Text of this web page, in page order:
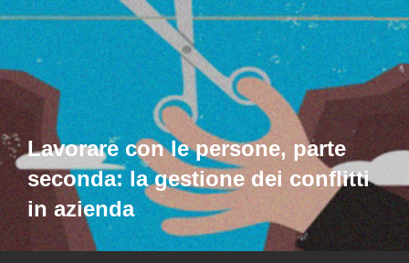
Lavorare con le persone, parte
seconda: la gestione dei conflitti
in azienda